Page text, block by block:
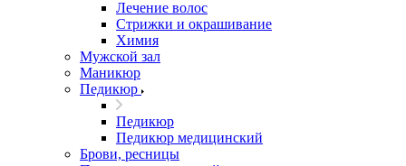
Лечение волос
Стрижки и окрашивание
Химия
Мужской зал
Маникюр
Педикюр
Педикюр
Педикюр медицинский
Брови, ресницы